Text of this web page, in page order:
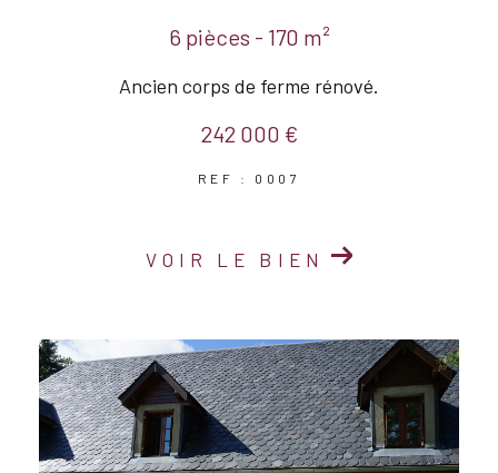
6 pièces - 170 m²
Ancien corps de ferme rénové.
242 000 €
REF : 0007
VOIR LE BIEN